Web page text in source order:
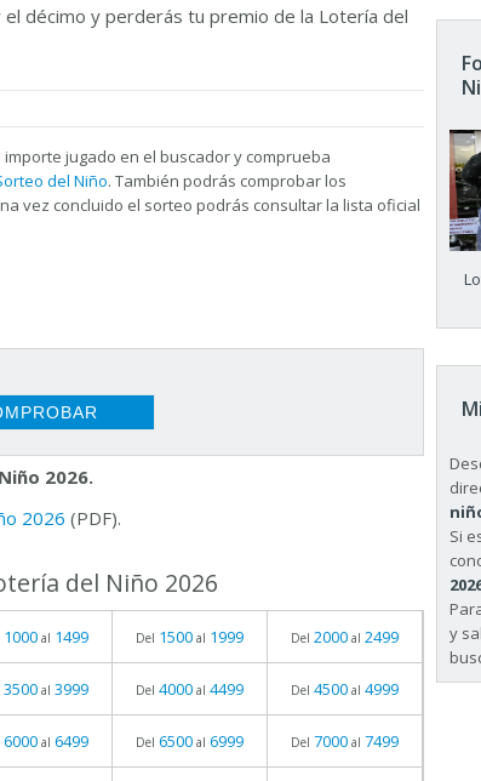
décimo y perderás tu premio de la Lotería del
jugado en el buscador y comprueba
del Niño. También podrás comprobar los
vez concluido el sorteo podrás consultar la lista oficial
2026.
2026 (PDF).
del Niño 2026
1000 al 1499 Del 1500 al 1999 Del 2000 al 2499
3500 al 3999 Del 4000 al 4499 Del 4500 al 4999
6000 al 6499 Del 6500 al 6999 Del 7000 al 7499
Si
y